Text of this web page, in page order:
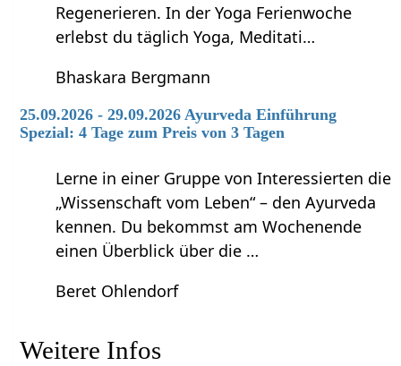
Regenerieren. In der Yoga Ferienwoche
erlebst du täglich Yoga, Meditati…
Bhaskara Bergmann
25.09.2026 - 29.09.2026 Ayurveda Einführung
Spezial: 4 Tage zum Preis von 3 Tagen
Lerne in einer Gruppe von Interessierten die
„Wissenschaft vom Leben“ – den Ayurveda
kennen. Du bekommst am Wochenende
einen Überblick über die …
Beret Ohlendorf
Weitere Infos